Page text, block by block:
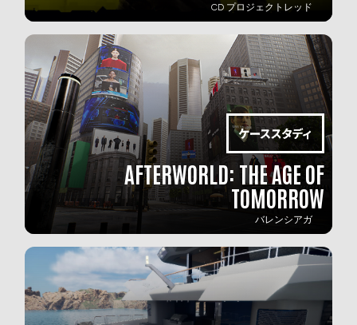
CD プロジェクトレッド
AFTERWORLD: THE AGE OF
TOMORROW
バレンシアガ